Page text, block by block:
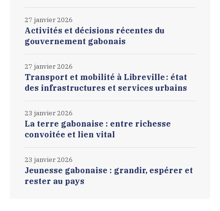
Activités et décisions récentes du
gouvernement gabonais
27 janvier 2026
Transport et mobilité à Libreville : état
des infrastructures et services urbains
27 janvier 2026
La terre gabonaise : entre richesse
convoitée et lien vital
23 janvier 2026
Jeunesse gabonaise : grandir, espérer et
rester au pays
23 janvier 2026